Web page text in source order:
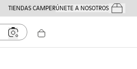
TIENDAS CAMPERÚNETE A NOSOTROSTus